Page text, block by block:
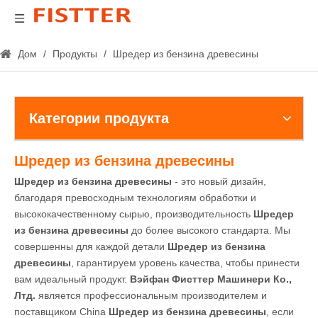
Дом / Продукты / Шредер из бензина древесины
Категории продукта
Шредер из бензина древесины
Шредер из бензина древесины - это новый дизайн,
благодаря превосходным технологиям обработки и
высококачественному сырью, производительность Шредер
из бензина древесины до более высокого стандарта. Мы
совершенны для каждой детали Шредер из бензина
древесины , гарантируем уровень качества, чтобы принести
вам идеальный продукт. Вэйфан Фисттер Машинери Ко.,
Лтд. является профессиональным производителем и
поставщиком China Шредер из бензина древесины , если